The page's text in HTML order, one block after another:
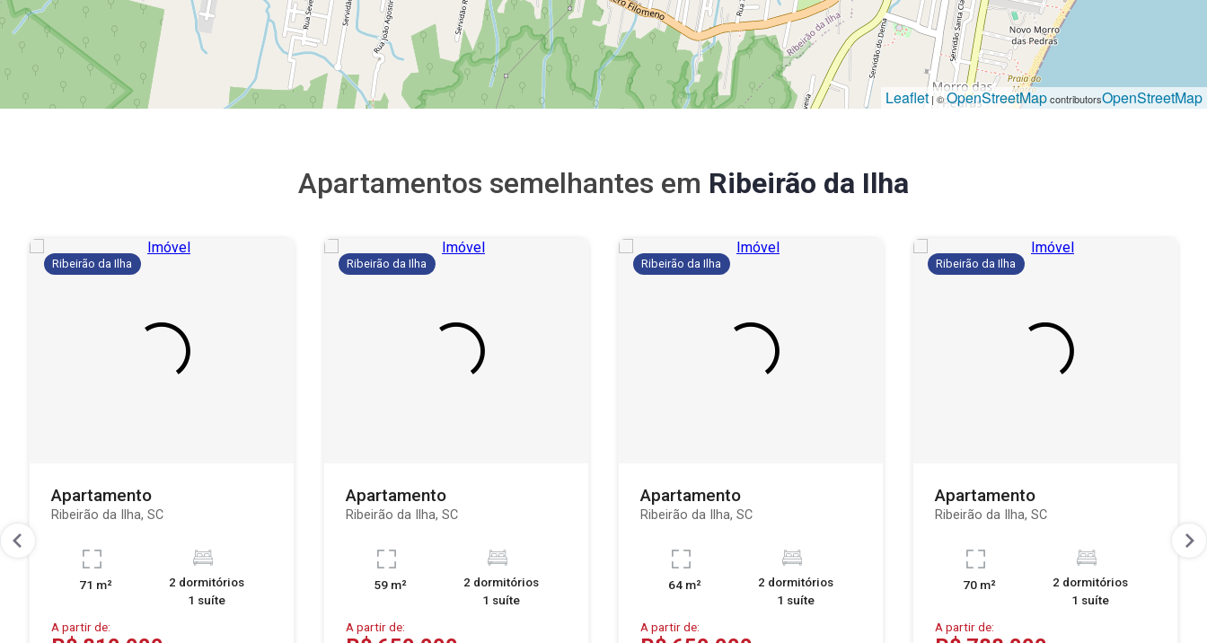
Leaflet | ©OpenStreetMapcontributorsOpenStreetMap
Apartamentos semelhantes em Ribeirão da Ilha
Ribeirão da Ilha
Apartamento
Ribeirão da Ilha, SC
71 m²
2 dormitórios
1 suíte
A partir de:
Ribeirão da Ilha
Apartamento
Ribeirão da Ilha, SC
59 m²
2 dormitórios
1 suíte
A partir de:
Ribeirão da Ilha
Apartamento
Ribeirão da Ilha, SC
64 m²
2 dormitórios
1 suíte
A partir de:
Ribeirão da Ilha
Apartamento
Ribeirão da Ilha, SC
70 m²
2 dormitórios
1 suíte
A partir de: